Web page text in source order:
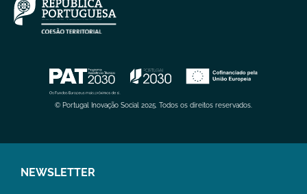
© Portugal Inovação Social 2025. Todos os direitos reservados.
NEWSLETTER